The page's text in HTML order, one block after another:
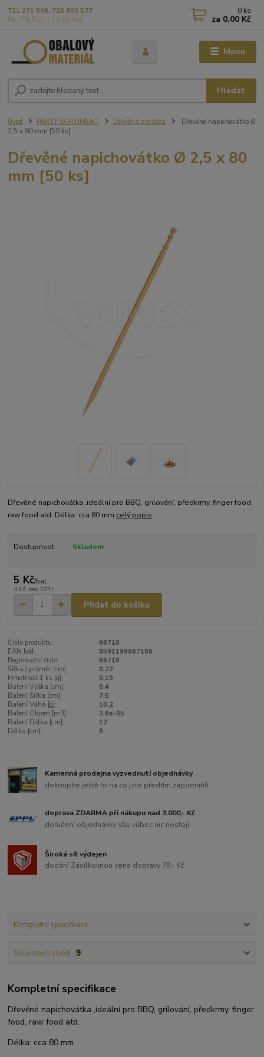
Menu
Hledat
721 271 596, 723 602 577
Po - Pá 9,00 - 15,00 hod
0 ks
za 0,00 Kč
Úvod PÁRTY SORTIMENT Dřevěná párátka
Dřevěné napichovátko Ø
2,5 x 80 mm [50 ks]
Dřevěné napichovátko Ø 2,5 x 80
mm [50 ks]
Dřevěné napichovátka ,ideální pro BBQ, grilování, předkrmy, finger food,
raw food atd. Délka: cca 80 mm celý popis
Dostupnost Skladem
5 Kč/bal.
4 Kč bez DPH
Přidat do košíku
Číslo produktu:
66718
EAN kód:
8591199667188
Registrační číslo:
66718
Šířka / průměr [cm]:
0,22
Hmotnost 1 ks [g]:
0,19
Balení Výška [cm]:
0,4
Balení Šířka [cm]:
7,5
Balení Váha [g]:
10,2
Balení Objem [m3]:
3,6e-05
Balení Délka [cm]:
12
Délka [cm]:
8
Kamenná prodejna vyzvednutí objednávky
dokoupíte ještě to na co jste předtím zapomněli
doprava ZDARMA při nákupu nad 3.000,- Kč
doručení objednávky Vás vůbec nic nestojí
Široká síť výdejen
dodání Zásilkovnou cena dopravy 79,- Kč
Kompletní specifikace
Související zboží 9
Kompletní specifikace
Dřevěné napichovátka ,ideální pro BBQ, grilování, předkrmy, finger
food, raw food atd.
Délka: cca 80 mm